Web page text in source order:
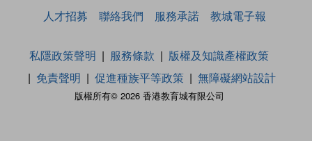
人才招募
聯絡我們 服務承諾 教城電子報
版權所有© 2026 香港教育城有限公司
私隱政策聲明 服務條款
版權及知識產權政策
免責聲明
促進種族平等政策 無障礙網站設計